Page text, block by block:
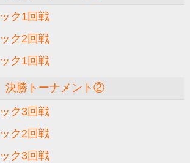
ク1回戦
ク2回戦
ク1回戦
決勝トーナメント②
ク3回戦
ク2回戦
ク3回戦